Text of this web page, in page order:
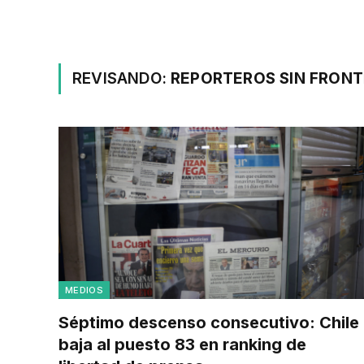
REVISANDO: REPORTEROS SIN
MEDIOS
Séptimo descenso consecutivo: Chile
baja al puesto 83 en ranking de